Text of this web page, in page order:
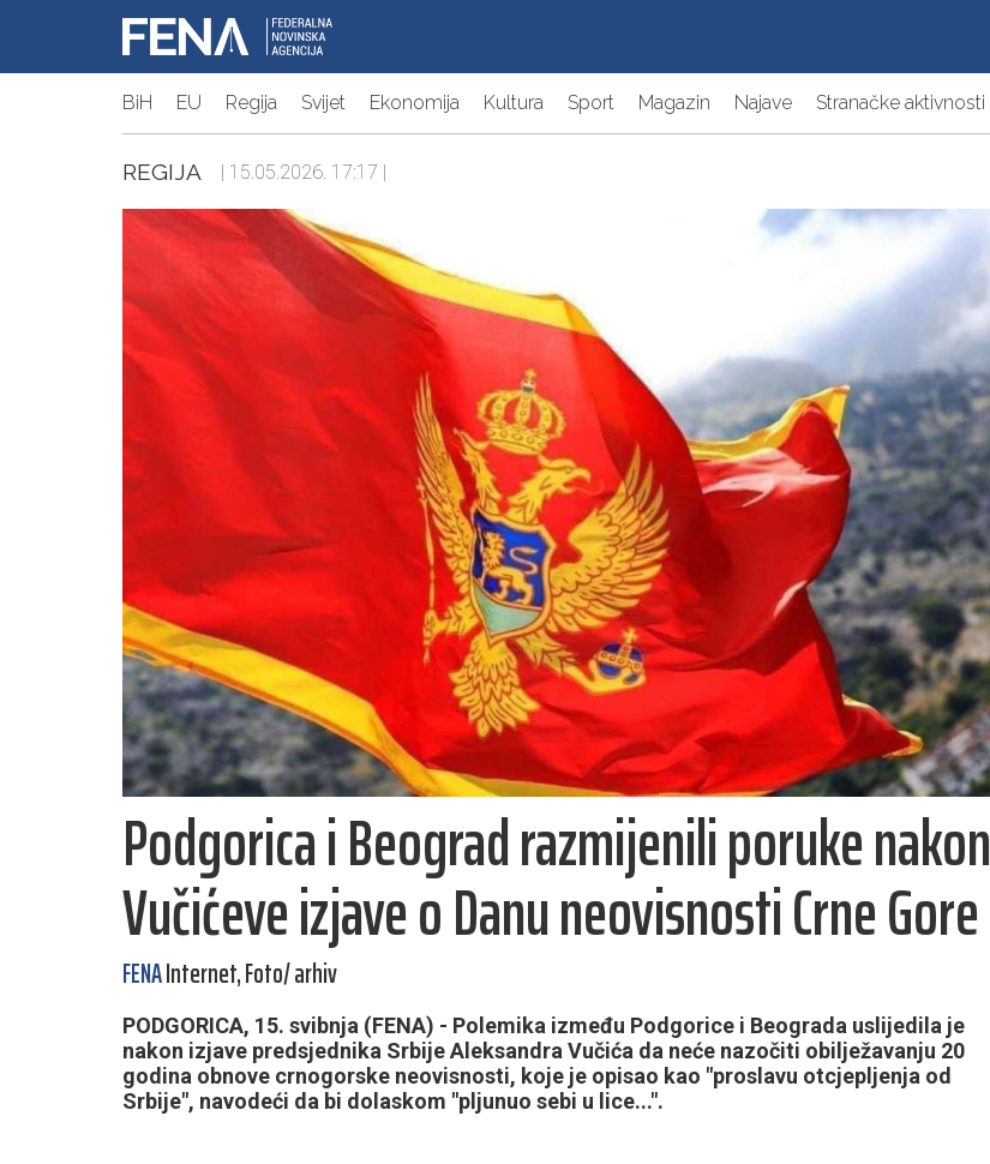
BiH EU Regija Svijet Ekonomija Kultura Sport Magazin Najave Stranačke aktivnosti
REGIJA | 15.05.2026. 17:17 |
Podgorica i Beograd razmijenili poruke nakon
Vučićeve izjave o Danu neovisnosti Crne Gore
FENAInternet, Foto/ arhiv
PODGORICA, 15. svibnja (FENA) - Polemika između Podgorice i Beograda uslijedila je
nakon izjave predsjednika Srbije Aleksandra Vučića da neće nazočiti obilježavanju 20
godina obnove crnogorske neovisnosti, koje je opisao kao "proslavu otcjepljenja od
Srbije", navodeći da bi dolaskom "pljunuo sebi u lice...".